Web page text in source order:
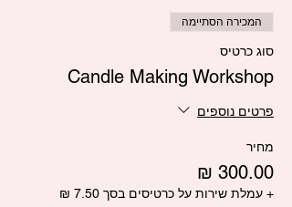
המכירה הסתיימה
סוג כרטיס
Candle Making Workshop
פרטים נוספים
מחיר
+ עמלת שירות על כרטיסים בסך ‏7.50 ‏₪